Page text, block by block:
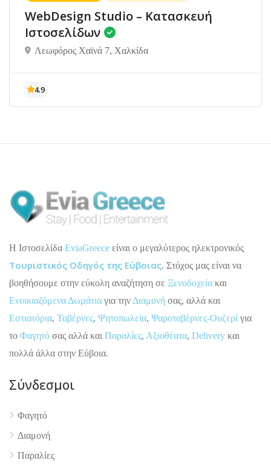
WebDesign Studio – Κατασκευή
Ιστοσελίδων
Λεωφόρος Χαϊνά 7, Χαλκίδα
4.9
H Ιστοσελίδα EviaGreece είναι ο μεγαλύτερος ηλεκτρονικός
Τουριστικός Οδηγός της Εύβοιας. Στόχος μας είναι να
βοηθήσουμε στην εύκολη αναζήτηση σε Ξενοδοχεία και
Ενοικιαζόμενα Δωμάτια για την Διαμονή σας, αλλά και
Εστιατόρια, Ταβέρνες, Ψητοπωλεία, Ψαροταβέρνες-Ουζερί για
το Φαγητό σας αλλά και Παραλίες, Αξιοθέατα, Delivery και
πολλά άλλα στην Εύβοια.
Σύνδεσμοι
Φαγητό
Διαμονή
Παραλίες